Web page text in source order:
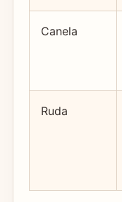
Canela
Ruda